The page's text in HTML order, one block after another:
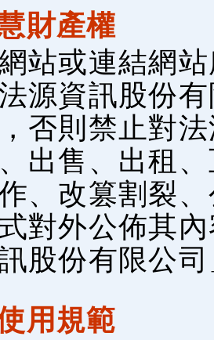
財產權
站或連結網
法源資訊股份
否則禁止對
出售、出租
、改篡割裂
對外公佈其
股份有限公
用規範